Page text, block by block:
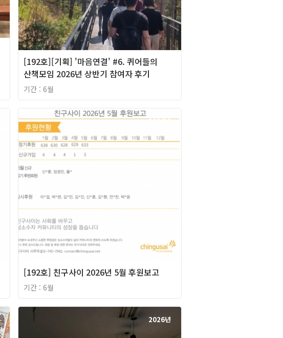
[192호][기획] '마음연결' #6. 퀴어들의
산책모임 2026년 상반기 참여자 후기
기간 : 6월
2026년
[192호] 친구사이 2026년 5월 후원보고
기간 : 6월
2026년